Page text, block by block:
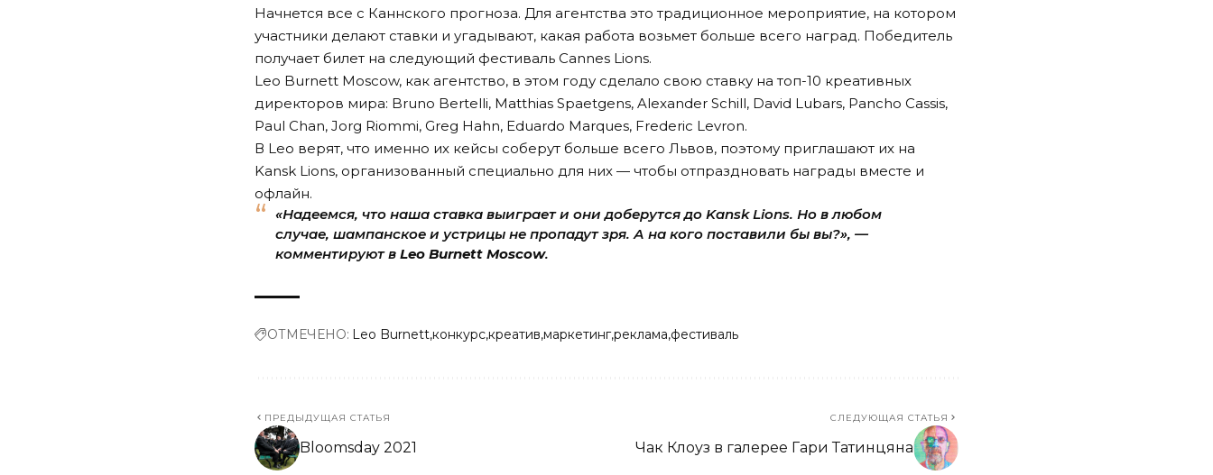
Начнется все с Каннского прогноза. Для агентства это традиционное мероприятие, на котором
участники делают ставки и угадывают, какая работа возьмет больше всего наград. Победитель
получает билет на следующий фестиваль Cannes Lions.
Leo Burnett Moscow, как агентство, в этом году сделало свою ставку на топ-10 креативных
директоров мира: Bruno Bertelli, Matthias Spaetgens, Alexander Schill, David Lubars, Pancho Cassis,
Paul Chan, Jorg Riommi, Greg Hahn, Eduardo Marques, Frederic Levron.
В Leo верят, что именно их кейсы соберут больше всего Львов, поэтому приглашают их на
Kansk Lions, организованный специально для них — чтобы отпраздновать награды вместе и
офлайн.
«Надеемся, что наша ставка выиграет и они доберутся до Kansk Lions. Но в любом
случае, шампанское и устрицы не пропадут зря. А на кого поставили бы вы?», —
комментируют в Leo Burnett Moscow.
ОТМЕЧЕНО: Leo Burnett конкурс креатив маркетингреклама фестиваль
ПРЕДЫДУЩАЯ СТАТЬЯ
Bloomsday 2021
СЛЕДУЮЩАЯ СТАТЬЯ
Чак Клоуз в галерее Гари Татинцяна